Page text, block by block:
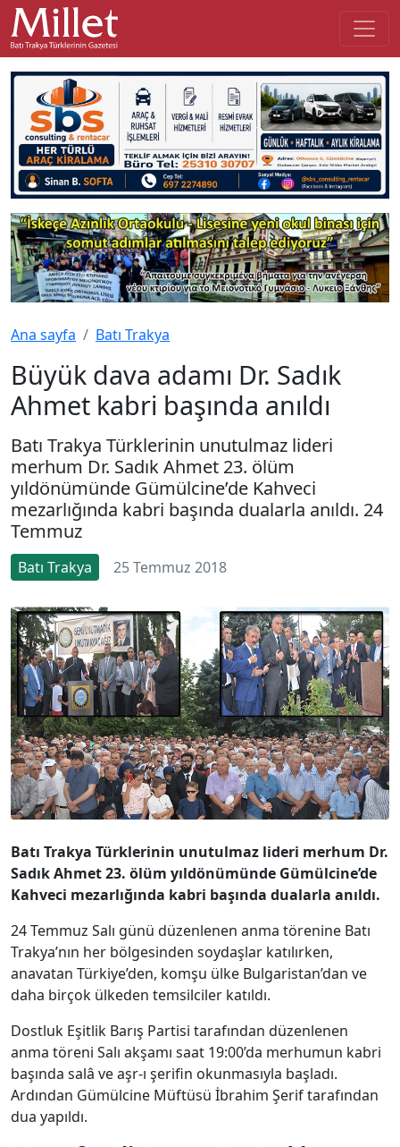
Ana sayfa Batı Trakya
Büyük dava adamı Dr. Sadık
Ahmet kabri başında anıldı
Batı Trakya Türklerinin unutulmaz lideri
merhum Dr. Sadık Ahmet 23. ölüm
yıldönümünde Gümülcine’de Kahveci
mezarlığında kabri başında dualarla anıldı. 24
Temmuz
Batı Trakya 25 Temmuz 2018
Batı Trakya Türklerinin unutulmaz lideri merhum Dr.
Sadık Ahmet 23. ölüm yıldönümünde Gümülcine’de
Kahveci mezarlığında kabri başında dualarla anıldı.
24 Temmuz Salı günü düzenlenen anma törenine Batı
Trakya’nın her bölgesinden soydaşlar katılırken,
anavatan Türkiye’den, komşu ülke Bulgaristan’dan ve
daha birçok ülkeden temsilciler katıldı.
Dostluk Eşitlik Barış Partisi tarafından düzenlenen
anma töreni Salı akşamı saat 19:00’da merhumun kabri
başında salâ ve aşr-ı şerifin okunmasıyla başladı.
Ardından Gümülcine Müftüsü İbrahim Şerif tarafından
dua yapıldı.